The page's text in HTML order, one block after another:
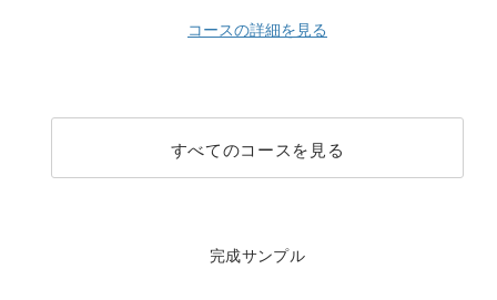
コースの詳細を見る
すべてのコースを見る
完成サンプル